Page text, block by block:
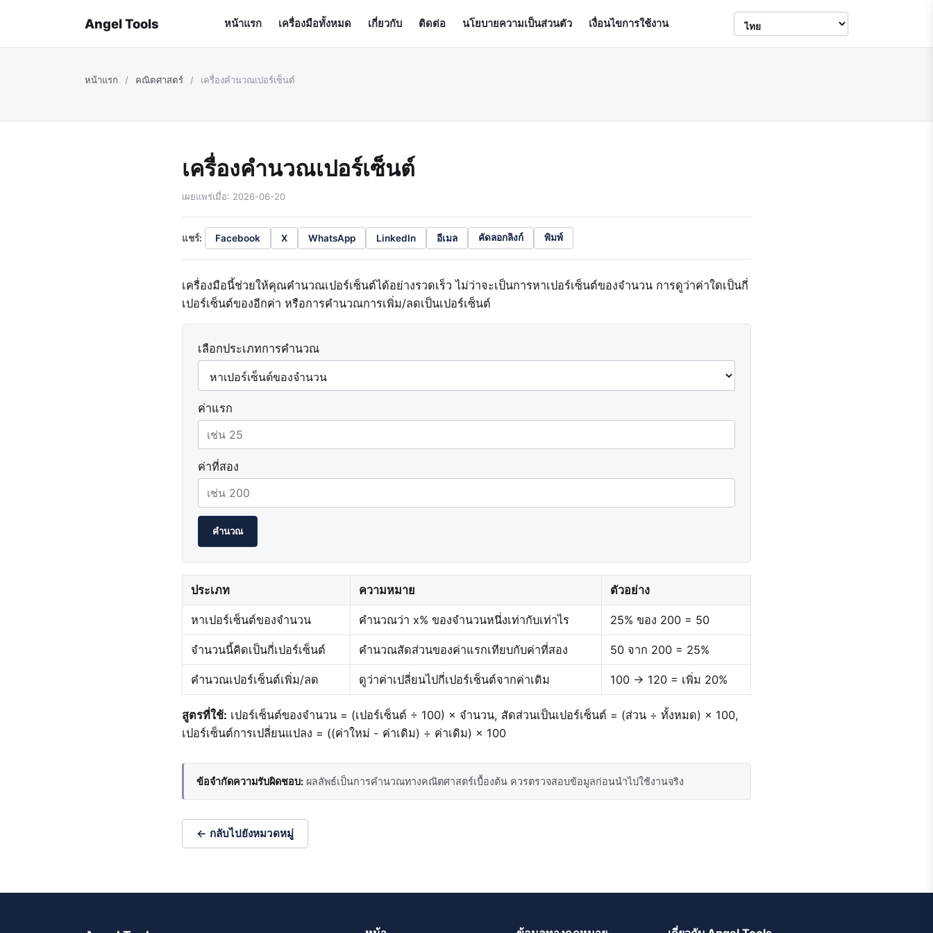
Angel Tools หน้าแรก เครื่องมือทั้งหมด เกี่ยวกับ ติดต่อ นโยบายความเป็นส่วนตัว เงื่อนไขการใช้งาน
หน้าแรก / คณิตศาสตร์ / เครื่องคำนวณเปอร์เซ็นต์
เครื่องคำนวณเปอร์เซ็นต์
เผยแพร่เมื่อ: 2026-06-20
แชร์: Facebook X WhatsApp LinkedIn อีเมล คัดลอกลิงก์ พิมพ์
เครื่องมือนี้ช่วยให้คุณคำนวณเปอร์เซ็นต์ได้อย่างรวดเร็ว ไม่ว่าจะเป็นการหาเปอร์เซ็นต์ของจำนวน การดูว่าค่าใดเป็นกี่
เปอร์เซ็นต์ของอีกค่า หรือการคำนวณการเพิ่ม/ลดเป็นเปอร์เซ็นต์
เลือกประเภทการคำนวณ
ค่าแรก
ค่าที่สอง
คำนวณ
ประเภท ความหมาย ตัวอย่าง
หาเปอร์เซ็นต์ของจำนวน คำนวณว่า x% ของจำนวนหนึ่งเท่ากับเท่าไร 25% ของ 200 = 50
จำนวนนี้คิดเป็นกี่เปอร์เซ็นต์ คำนวณสัดส่วนของค่าแรกเทียบกับค่าที่สอง 50 จาก 200 = 25%
คำนวณเปอร์เซ็นต์เพิ่ม/ลด ดูว่าค่าเปลี่ยนไปกี่เปอร์เซ็นต์จากค่าเดิม 100 → 120 = เพิ่ม 20%
สูตรที่ใช้: เปอร์เซ็นต์ของจำนวน = (เปอร์เซ็นต์ ÷ 100) × จำนวน, สัดส่วนเป็นเปอร์เซ็นต์ = (ส่วน ÷ ทั้งหมด) × 100,
เปอร์เซ็นต์การเปลี่ยนแปลง = ((ค่าใหม่ - ค่าเดิม) ÷ ค่าเดิม) × 100
ข้อจำกัดความรับผิดชอบ: ผลลัพธ์เป็นการคำนวณทางคณิตศาสตร์เบื้องต้น ควรตรวจสอบข้อมูลก่อนนำไปใช้งานจริง
← กลับไปยังหมวดหมู่